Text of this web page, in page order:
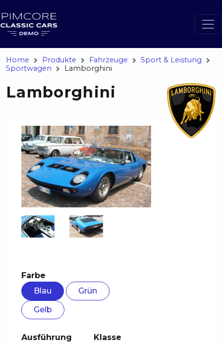
Home Produkte Fahrzeuge
Sport & Leistung
Sportwagen
Lamborghini
Lamborghini
Farbe
Blau
Grün
Gelb
Ausführung
Klasse